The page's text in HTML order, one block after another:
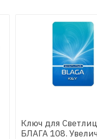
Ключ для
БЛАГА 108.